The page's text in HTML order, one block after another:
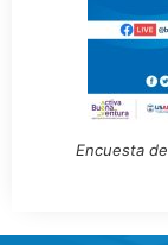
Encuesta